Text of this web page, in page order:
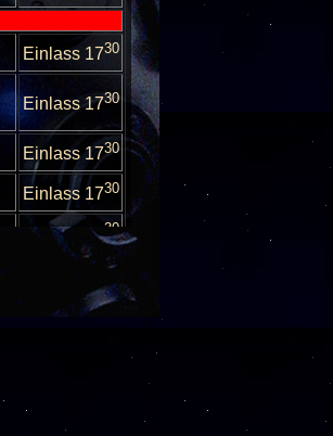
Einlass 1730
Einlass 1730
Einlass 1730
Einlass 1730
Einlass 1730
Einlass 17